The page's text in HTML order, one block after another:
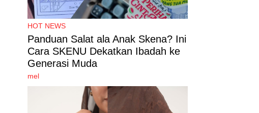
HOT NEWS
Panduan Salat ala Anak Skena? Ini
Cara SKENU Dekatkan Ibadah ke
Generasi Muda
mel